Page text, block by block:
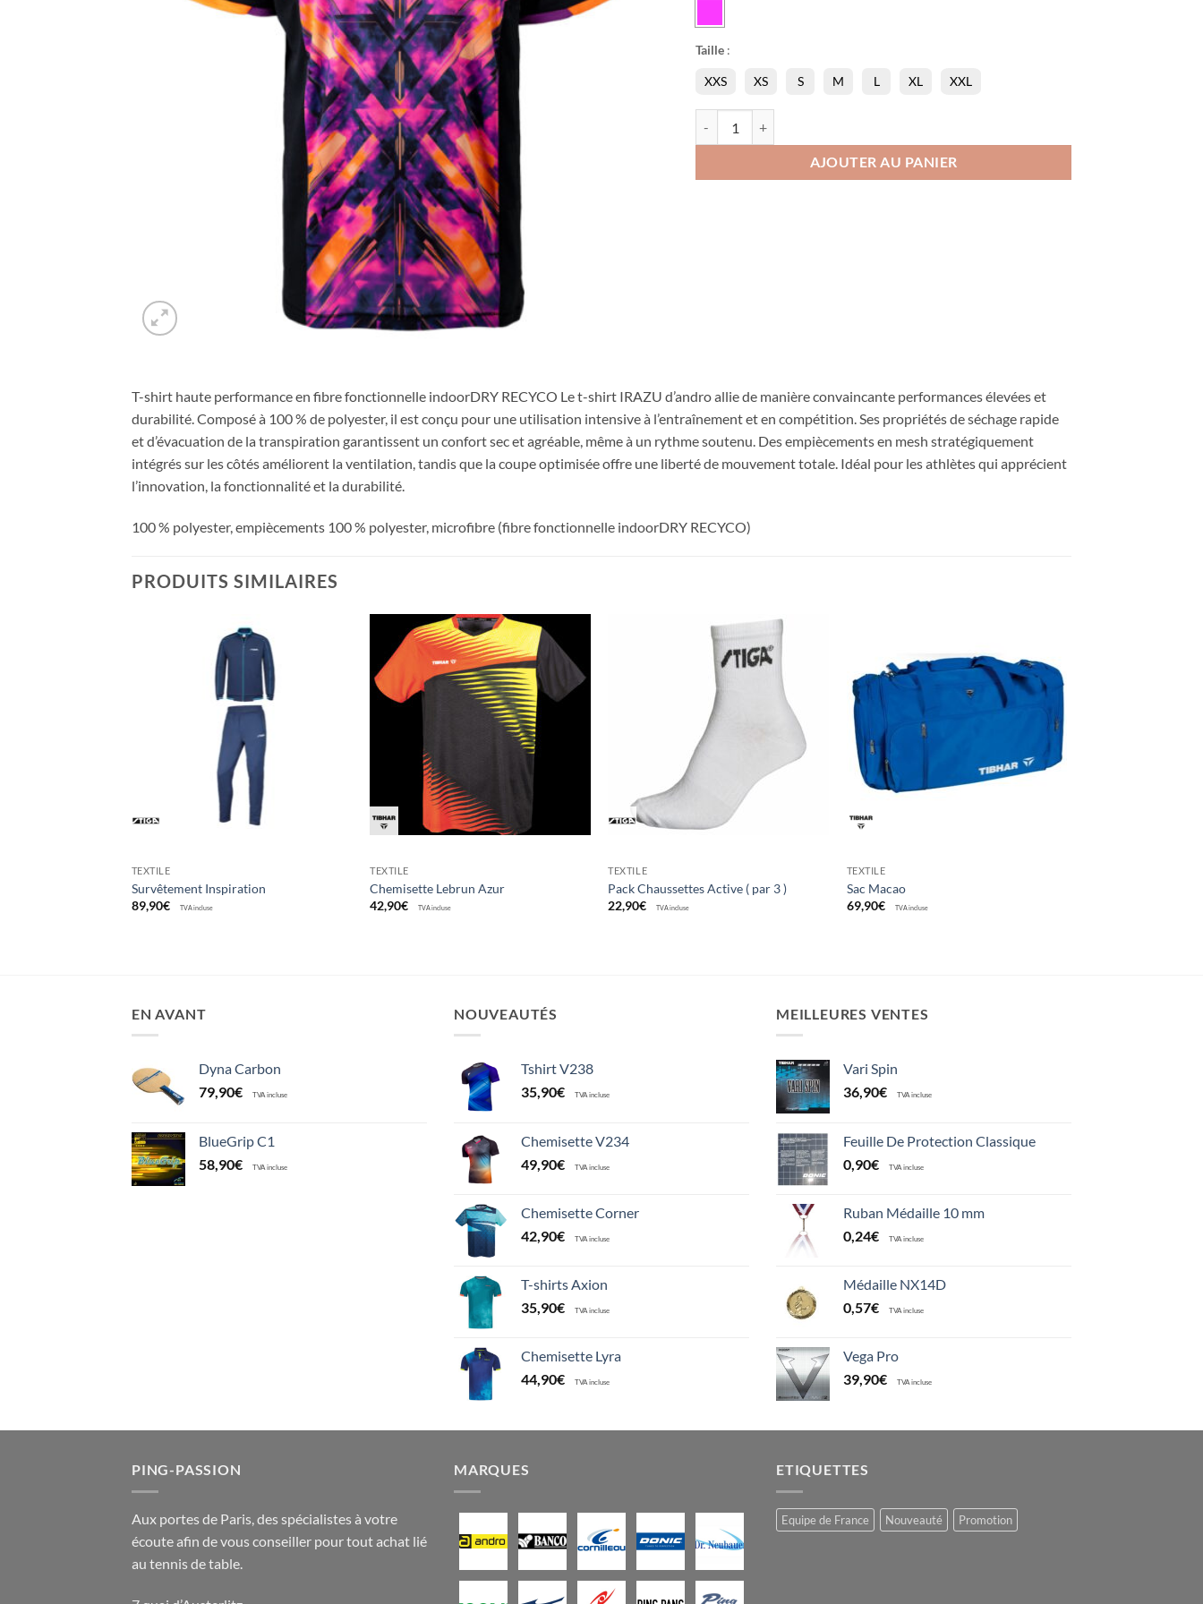
Taille :
XXS XS S M L XL XXL
AJOUTER AU PANIER
T-shirt haute performance en fibre fonctionnelle indoorDRY RECYCO Le t-shirt IRAZU d’andro allie de manière convaincante performances élevées et
durabilité. Composé à 100 % de polyester, il est conçu pour une utilisation intensive à l’entraînement et en compétition. Ses propriétés de séchage rapide
et d’évacuation de la transpiration garantissent un confort sec et agréable, même à un rythme soutenu. Des empiècements en mesh stratégiquement
intégrés sur les côtés améliorent la ventilation, tandis que la coupe optimisée offre une liberté de mouvement totale. Idéal pour les athlètes qui apprécient
l’innovation, la fonctionnalité et la durabilité.
100 % polyester, empiècements 100 % polyester, microfibre (fibre fonctionnelle indoorDRY RECYCO)
PRODUITS SIMILAIRES
TEXTILE
Survêtement Inspiration
89,90€ TVA incluse
Ajouter
souhaits
TEXTILE
Chemisette Lebrun Azur
42,90€ TVA incluse
souhaits
TEXTILE
Pack Chaussettes Active ( par 3 )
22,90€ TVA incluse
Ajouter
aux
souhaits
TEXTILE
Sac Macao
69,90€ TVA incluse
EN AVANT
Dyna Carbon
79,90€ TVA incluse
BlueGrip C1
58,90€ TVA incluse
NOUVEAUTÉS
Tshirt V238
35,90€ TVA incluse
Chemisette V234
49,90€ TVA incluse
Chemisette Corner
42,90€ TVA incluse
T-shirts Axion
35,90€ TVA incluse
Chemisette Lyra
44,90€ TVA incluse
MEILLEURES VENTES
Vari Spin
36,90€ TVA incluse
Feuille De Protection Classique
0,90€ TVA incluse
Ruban Médaille 10 mm
0,24€ TVA incluse
Médaille NX14D
0,57€ TVA incluse
Vega Pro
39,90€ TVA incluse
PING-PASSION
Aux portes de Paris, des spécialistes à votre
écoute afin de vous conseiller pour tout achat lié
au tennis de table.
MARQUES ETIQUETTES
Equipe de France Nouveauté Promotion